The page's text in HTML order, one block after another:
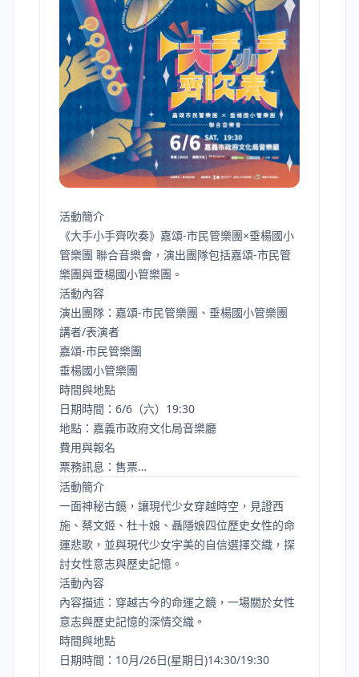
活動簡介
《大手小手齊吹奏》嘉頌-市民管樂團×垂楊國小
管樂團 聯合音樂會，演出團隊包括嘉頌-市民管
樂團與垂楊國小管樂團。
活動內容
演出團隊：嘉頌-市民管樂團、垂楊國小管樂團
講者/表演者
嘉頌-市民管樂團
垂楊國小管樂團
時間與地點
日期時間：6/6（六）19:30
地點：嘉義市政府文化局音樂廳
費用與報名
票務訊息：售票…
活動簡介
一面神秘古鏡，讓現代少女穿越時空，見證西
施、蔡文姬、杜十娘、聶隱娘四位歷史女性的命
運悲歌，並與現代少女宇美的自信選擇交織，探
討女性意志與歷史記憶。
活動內容
內容描述：穿越古今的命運之鏡，一場關於女性
意志與歷史記憶的深情交織。
時間與地點
日期時間：10月/26日(星期日)14:30/19:30